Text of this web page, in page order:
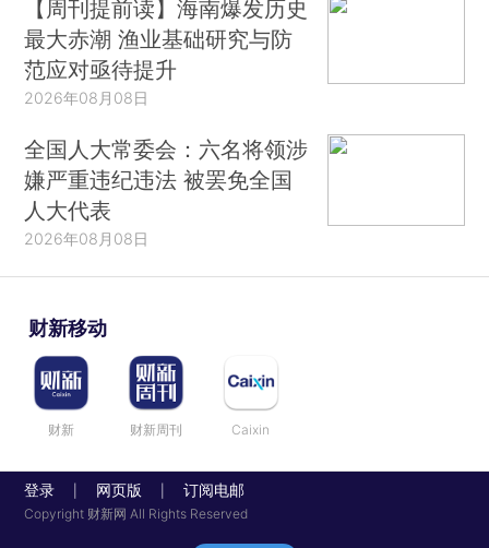
【周刊提前读】海南爆发历史
最大赤潮 渔业基础研究与防
范应对亟待提升
2026年08月08日
全国人大常委会：六名将领涉
嫌严重违纪违法 被罢免全国
人大代表
2026年08月08日
财新移动
财新 财新周刊 Caixin
登录 网页版 订阅电邮
Copyright 财新网 All Rights Reserved